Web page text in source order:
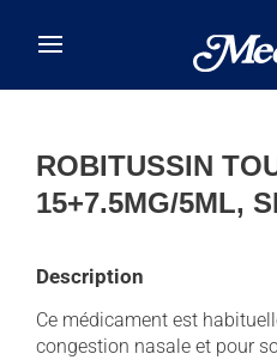
ROBITUSSIN
15+7.5MG/5ML,
Description
Ce médicament est
congestion nasale et pour